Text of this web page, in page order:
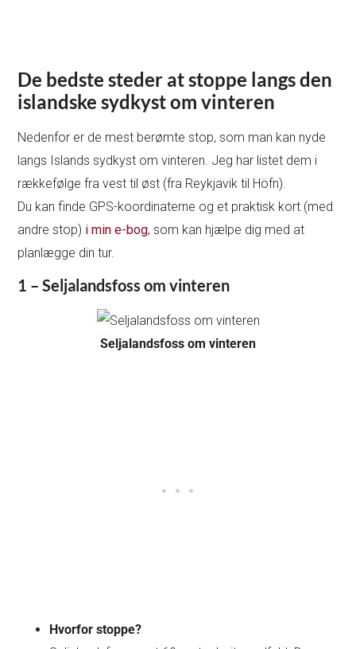
De bedste steder at stoppe langs den
islandske sydkyst om vinteren
Nedenfor er de mest berømte stop, som man kan nyde
langs Islands sydkyst om vinteren. Jeg har listet dem i
rækkefølge fra vest til øst (fra Reykjavik til Höfn).
Du kan finde GPS-koordinaterne og et praktisk kort (med
andre stop) i min e-bog, som kan hjælpe dig med at
planlægge din tur.
1 – Seljalandsfoss om vinteren
Seljalandsfoss om vinteren
Hvorfor stoppe?